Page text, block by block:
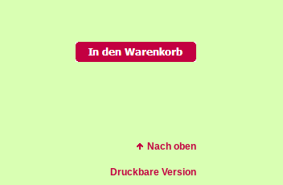
Nach oben
Druckbare Version